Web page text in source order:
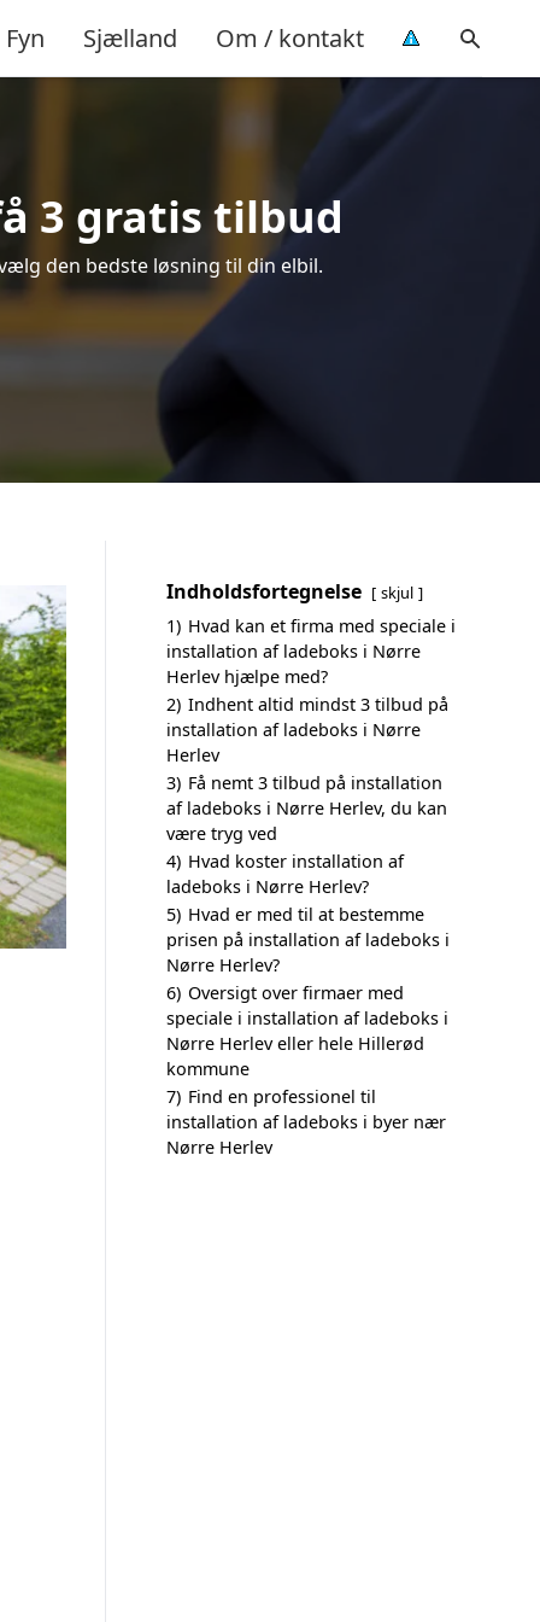
Fyn Sjælland Om / kontakt
3 gratis tilbud
den bedste løsning til din elbil.
Indholdsfortegnelse skjul
1) Hvad kan et firma med speciale i
installation af ladeboks i Nørre
Herlev hjælpe med?
2) Indhent altid mindst 3 tilbud på
installation af ladeboks i Nørre
Herlev
3) Få nemt 3 tilbud på installation
af ladeboks i Nørre Herlev, du kan
være tryg ved
4) Hvad koster installation af
ladeboks i Nørre Herlev?
5) Hvad er med til at bestemme
prisen på installation af ladeboks i
Nørre Herlev?
6) Oversigt over firmaer med
speciale i installation af ladeboks i
Nørre Herlev eller hele Hillerød
kommune
7) Find en professionel til
installation af ladeboks i byer nær
Nørre Herlev